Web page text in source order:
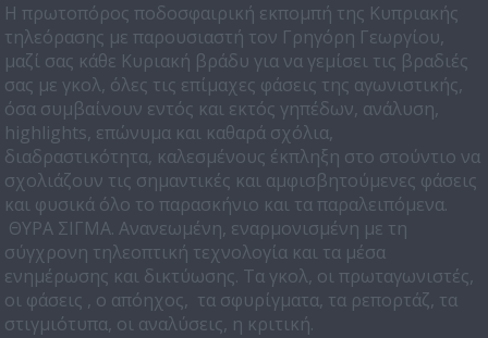
H πρωτοπόρος ποδοσφαιρική εκπομπή της Κυπριακής
τηλεόρασης με παρουσιαστή τον Γρηγόρη Γεωργίου,
μαζί σας κάθε Kυριακή βράδυ για να γεμίσει τις βραδιές
σας με γκολ, όλες τις επίμαχες φάσεις της αγωνιστικής,
όσα συμβαίνουν εντός και εκτός γηπέδων, ανάλυση,
highlights, επώνυμα και καθαρά σχόλια,
διαδραστικότητα, καλεσμένους έκπληξη στο στούντιο να
σχολιάζουν τις σημαντικές και αμφισβητούμενες φάσεις
και φυσικά όλο το παρασκήνιο και τα παραλειπόμενα.
ΘΥΡΑ ΣΙΓΜΑ. Ανανεωμένη, εναρμονισμένη με τη
σύγχρονη τηλεοπτική τεχνολογία και τα μέσα
ενημέρωσης και δικτύωσης. Τα γκολ, οι πρωταγωνιστές,
οι φάσεις , ο απόηχος, τα σφυρίγματα, τα ρεπορτάζ, τα
στιγμιότυπα, οι αναλύσεις, η κριτική.